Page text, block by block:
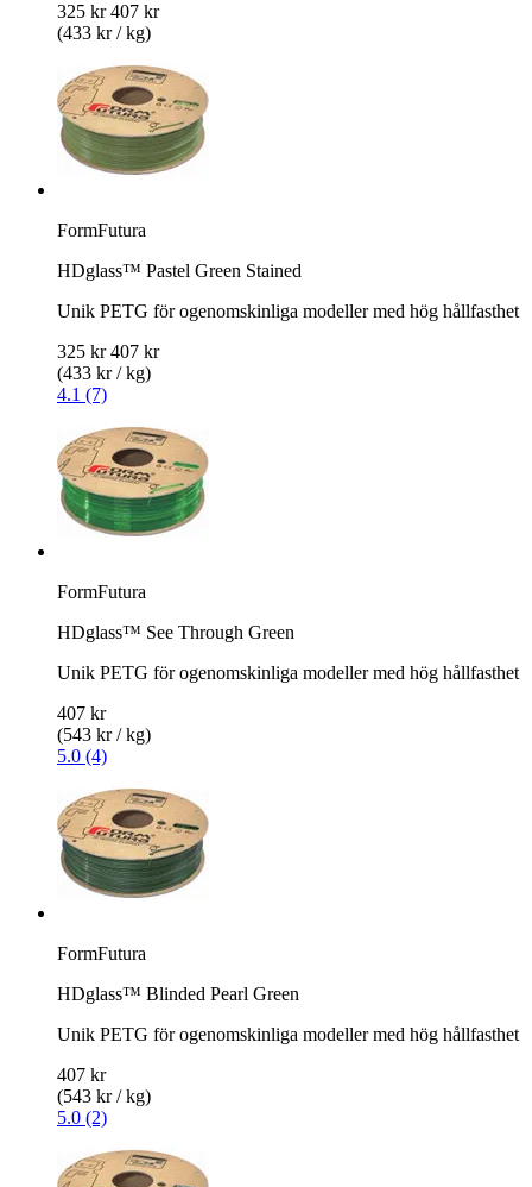
325 kr 407 kr
(433 kr / kg)
FormFutura
HDglass™ Pastel Green Stained
Unik PETG för ogenomskinliga modeller med hög hållfasthet
325 kr 407 kr
(433 kr / kg)
4.1 (7)
FormFutura
HDglass™ See Through Green
Unik PETG för ogenomskinliga modeller med hög hållfasthet
407 kr
(543 kr / kg)
5.0 (4)
FormFutura
HDglass™ Blinded Pearl Green
Unik PETG för ogenomskinliga modeller med hög hållfasthet
407 kr
(543 kr / kg)
5.0 (2)